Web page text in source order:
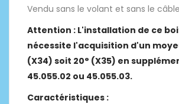
Vendu sans le volant et sans le
Attention : L'installation de ce
nécessite l'acquisition d'un
(X34) soit 20° (X35) en
45.055.02 ou 45.055.03.
Caractéristiques :